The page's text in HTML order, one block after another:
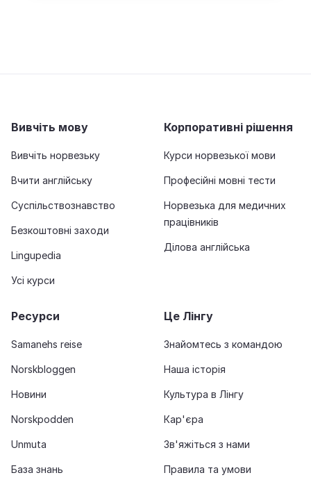
Вивчіть мову
Вивчіть норвезьку
Вчити англійську
Суспільствознавство
Безкоштовні заходи
Lingupedia
Усі курси
Корпоративні рішення
Курси норвезької мови
Професійні мовні тести
Норвезька для медичних
працівників
Ділова англійська
Ресурси
Samanehs reise
Norskbloggen
Новини
Norskpodden
Unmuta
База знань
Це Лінгу
Знайомтесь з командою
Наша історія
Культура в Лінгу
Кар'єра
Зв'яжіться з нами
Правила та умови